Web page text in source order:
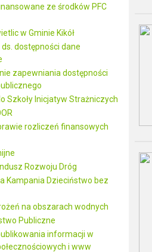
ze środków PFC
w Gminie Kikół
dostępności dane
zapewniania dostępności
Szkoły Inicjatyw Strażniczych
rozliczeń finansowych
Rozwoju Dróg
Kampania Dzieciństwo bez
na obszarach wodnych
Publiczne
informacji w
i www